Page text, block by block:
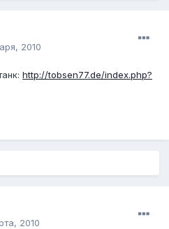
2010
http://tobsen77.de/index.php?
2010